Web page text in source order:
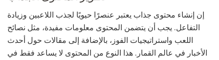
إن إنشاء محتوى جذاب يعتبر عنصرًا حيويًا لجذب اللاعبين وزيادة
التفاعل. يجب أن يتضمن المحتوى معلومات مفيدة، مثل نصائح
اللعب واستراتيجيات الفوز، بالإضافة إلى مقالات حول أحدث
الأخبار في عالم القمار. هذا النوع من المحتوى لا يساعد فقط في